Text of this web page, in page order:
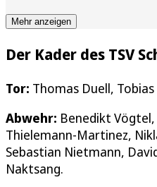
Mehr anzeigen
Der Kader des TSV
Tor: Thomas Duell, Tobias
Abwehr: Benedikt Vögtel,
Thielemann-Martinez,
Sebastian Nietmann,
Naktsang.